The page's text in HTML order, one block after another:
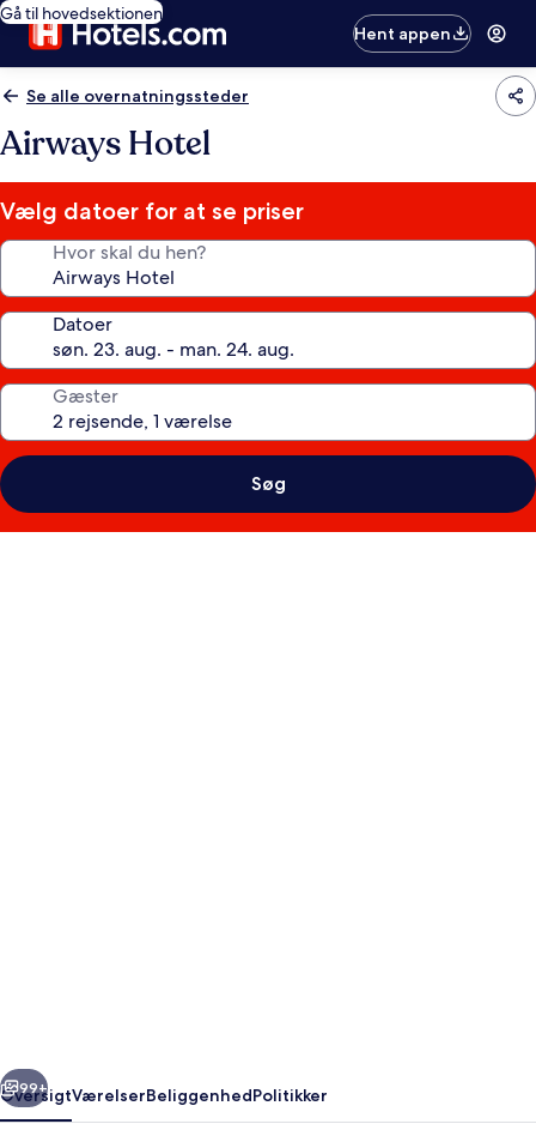
Gå til hovedsektionen
Hent appen
Se alle overnatningssteder
Airways Hotel
Vælg datoer for at se priser
Hvor skal du hen?
Datoer
Gæster
Søg
Næste
99+
OversigtVærelserBeliggenhedPolitikker